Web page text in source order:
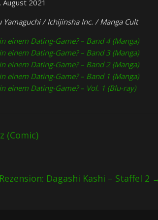
August 2021
/ Ichijinsha Inc. / Manga Cult
einem Dating-Game? – Band 4 (Manga)
einem Dating-Game? – Band 3 (Manga)
einem Dating-Game? – Band 2 (Manga)
einem Dating-Game? – Band 1 (Manga)
einem Dating-Game? – Vol. 1 (Blu-ray)
(Comic)
Rezension: Dagashi Kashi – Staffel 2